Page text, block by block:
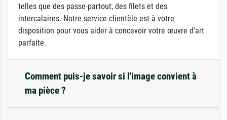
telles que des passe-partout, des filets et des
intercalaires. Notre service clientèle est à votre
disposition pour vous aider à concevoir votre œuvre d'art
parfaite.
Comment puis-je savoir si l'image convient à
ma pièce ?